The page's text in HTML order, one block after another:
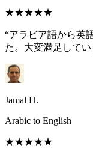
★★★★★
“アラビア語から英
た。大変満足してい
Jamal H.
Arabic to English
★★★★★